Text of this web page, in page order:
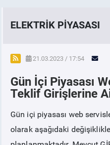
ELEKTRİK PİYASASI
SPOT ELEKTRİK
ÖRNEK FİNANS
VADELİ ELEKTRİK
PİYASA KAYITSÜRECİ
21.03.2023 / 17:54
Gün İçi Piyasası
Teklif Girişlerine
Gün içi piyasası web
olarak aşağıdaki